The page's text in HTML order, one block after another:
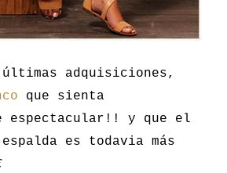
últimas adquisiciones,
que sienta
espectacular!! y que el
es todavia más